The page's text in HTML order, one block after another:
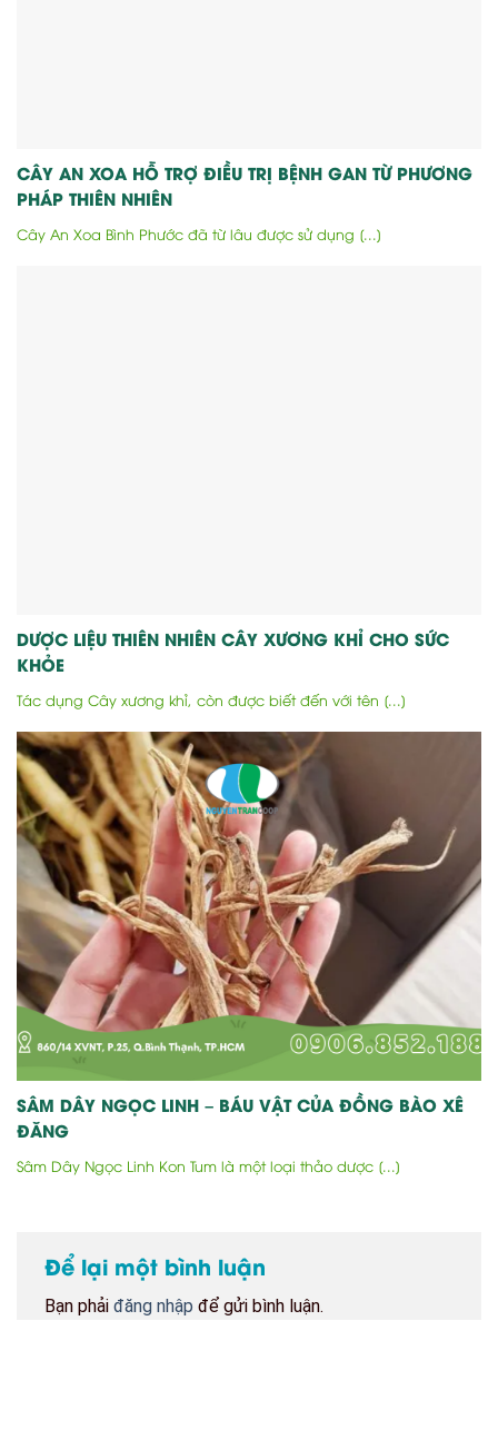
CÂY AN XOA HỖ TRỢ ĐIỀU TRỊ BỆNH GAN TỪ PHƯƠNG
PHÁP THIÊN NHIÊN
Cây An Xoa Bình Phước đã từ lâu được sử dụng [...]
DƯỢC LIỆU THIÊN NHIÊN CÂY XƯƠNG KHỈ CHO SỨC
KHỎE
Tác dụng Cây xương khỉ, còn được biết đến với tên [...]
SÂM DÂY NGỌC LINH – BÁU VẬT CỦA ĐỒNG BÀO XÊ
ĐĂNG
Sâm Dây Ngọc Linh Kon Tum là một loại thảo dược [...]
Để lại một bình luận
Bạn phải đăng nhập để gửi bình luận.